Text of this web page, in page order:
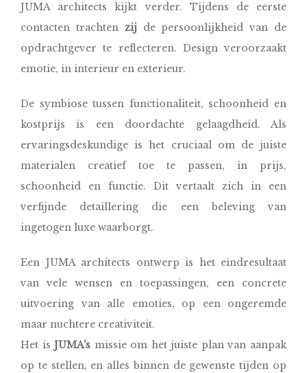
JUMA architects kijkt verder. Tijdens de eerste
contacten trachten zij de persoonlijkheid van de
opdrachtgever te reflecteren. Design veroorzaakt
emotie, in interieur en exterieur.
De symbiose tussen functionaliteit, schoonheid en
kostprijs is een doordachte gelaagdheid. Als
ervaringsdeskundige is het cruciaal om de juiste
materialen creatief toe te passen, in prijs,
schoonheid en functie. Dit vertaalt zich in een
verfijnde detaillering die een beleving van
ingetogen luxe waarborgt.
Een JUMA architects ontwerp is het eindresultaat
van vele wensen en toepassingen, een concrete
uitvoering van alle emoties, op een ongeremde
maar nuchtere creativiteit.
Het isJUMA's missie om het juiste plan van aanpak
op te stellen, en alles binnen de gewenste tijden op